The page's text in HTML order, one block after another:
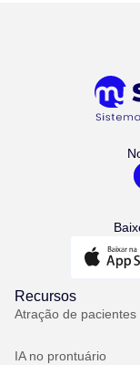
Recursos
Atração de pacientes
IA no prontuário